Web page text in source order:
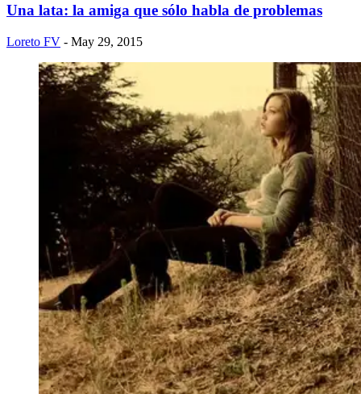
Una lata: la amiga que sólo habla de problemas
Loreto FV - May 29, 2015